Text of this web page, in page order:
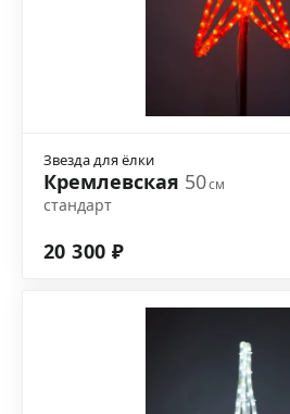
Звезда для ёлки
Кремлевская 50см
стандарт
20 300 ₽